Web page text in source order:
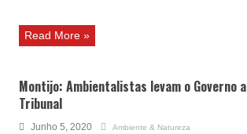
Read More »
Montijo: Ambientalistas levam o Governo a
Tribunal
Junho 5, 2020
Ambiente & Natureza